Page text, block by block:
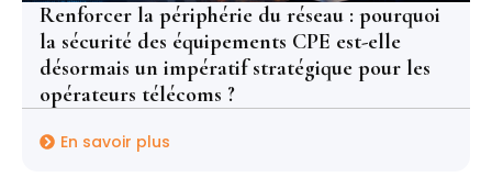
Renforcer la périphérie du réseau : pourquoi
la sécurité des équipements CPE est-elle
désormais un impératif stratégique pour les
opérateurs télécoms ?
En savoir plus